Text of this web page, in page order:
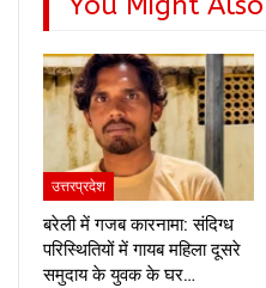
उत्तरप्रदेश
बरेली में गजब कारनामा: संदिग्ध
परिस्थितियों में गायब महिला दूसरे
समुदाय के युवक के घर…